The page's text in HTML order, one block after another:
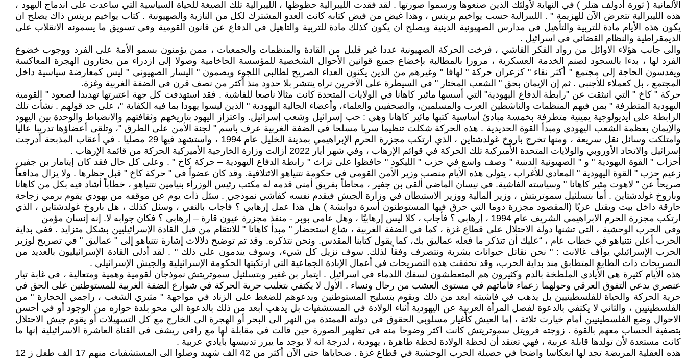
الألمانية ( ثورة أدولف هتلر ) في النهاية لأولئك الذين صنعوها ورسموا صورتها . لقد فقدت الليبرالية حظوظها ، الليبرالية تلك الصيغة للحياة السياسية التي ساعدت على اندماج اليهود ،
هذه الليبرالية تتعرض الآن للهزيمة " . الليبرالية حسب يواخيم برينس ، وهذا غيض من فيض كتابه كانت العدو المشترك لكل من النازية والصهيونية . كتاب يواخيم برينس ذاك يصلح ان
يكون هذه الأيام مادة للتربية والتأهيل في مدارس الصهيونية الدينية ويصلح ان يكون كذلك مادة للتربية والتأهيل في الدفاع عن قانون القومية وفي تسويق ما يسمونه الانقلاب على
الديمقراطية والنظام القضائي في اسرائيل .
والى جانب هؤلاء الاوائل من رواد الفكر الفاشي ، فرخت الحركة الصهيونية عددا غير قليل من القادة والمنظمات والجمعيات ، ممن يؤمنون بسمو الأمة على الفرد ووجوب خضوع
الفرد لها ، بدءا بالسجود لصنم الخدمة العسكرية ، مرورا بالمطالبة بإخضاع جميع قوانين الأحوال الشخصية للمؤسسة الحاخامية وصولا إلى ازدراء من يختارون الهجرة المعاكسة
ويقدسون الحاجة إلى مجتمع " أكثر نقاء " كزعران حركة " لهافا " وغيرهم من الذين يكنون العداء الصريح لطالبي اللجوء ويصمون " اليسار الصهيوني " ليس كمعارضة سياسية داخل
المجتمع ، بل كعملاء للأجنبي . ثم إن الإيمان بحق " الشعب المختار " في السيطرة على الآخرين نراه ينتشر بلا حدود منذ أكثر من نصف قرن في الضفة الغربية وغزة.
حركة " كاخ " التي انبثقت عن "رابطة الدفاع اليهودية" التي أسسها مائير كاهانا في الولايات المتحدة كانت مثالا ناصعا للفاشية . فقد استهدفت كل جهة اعتبرتها تهديدا لصعود " القومية
اليهودية المتطرفة " بمن فيهم المنظمات والناشطين العرب والمسلمين، والصحفيين والعلماء، وأعضاء الجالية اليهودية " الذين ليسوا يهودا بما فيه الكفاية "، على حد قولهم . نشأت تلك
الرابطة على أيديولوجية يمينية متطرفة بخمسة مبادئ أساسية كتبها مائير كاهانا وهي : حب إسرائيل وشعب إسرائيل. واعتزاز اليهود بتاريخهم وثقافتهم والانضباط والوحدة بين اليهود
والإيمان بعظمة الشعب اليهودي ومبدأ القوة الحديدية . هذه الحركة شكلت تنظيما سريا مسلحا في الضفة الغربية عرف باسم " لجنة الأمن على الطرق "، وتلقى أعضاؤها تدريبا عاليا
وامتلكت وسائل نقل سريعة ، ومنها تخرج باروخ غولدشتاين ، الذي ارتكب مجزرة الحرم الإبراهيمي بمدينة الخليل عام 1994 ، واستشهد فيها 29 مصليا . في أعقاب المذبحة أدرجت
إسرائيل والاتحاد الأوروبي والولايات المتحدة الأميركية تلك الحركة في قوائم الإرهاب ، وفي شهر أيار 2022 أزالت وزارة الخارجية الأميركية الحركة من قائمة الإرهاب .
أحزاب " القوة اليهودية " و " الصهيونية الدينية " وصف واسع في حزب " الليكود " حافظوا على تراث " رابطة الدفاع اليهودية – حركة كاخ " . وعلى كل حال فقد كان إيتامار بن جفير،
زعيم حزب " القوة اليهودية " المعادي للأغراب ، يتولى هذه الأيام منصب وزير الأمن القومي في حكومة نتنياهو الائتلافية. وقد كان عضواً في " حركة كاخ " قبل حظرها . ولا يزال مدافعاً
صريحاً عن " لاهوت مئير كاهانا " وسياسته الفاشية. في نيسان الماضي ألقى بن جفير ، محاطاً بفريق أمني قدمه له مكتب رئيس الوزراء بنيامين نتنياهو ، خطاباً أشاد فيه بكل من كاهانا
وباروخ غولدشتاين . أما بتسلئيل سموتريتش ، وزير المالية ووزير الاستيطان في وزارة الجيش فيقدم نفسه كفاشي نموذجي . سئل ذات يوم عن موقفه من يهودي يقوم برمي زجاجة
حارقة داخل بيت ويقتل عربًا (المقصود مجزرة دوما التي حرق فيها المستوطنون أسرة دوابشة ) هل هذا عمل إرهابي ؟ فأجاب بالنفي ، وسئل كذلك ، هل باروخ غولدشتاين ، الذي
ارتكب مجزرة الحرم الابراهيمي الشريف عام 1994 ، إرهابي ؟ فأجاب ، كلا ليس إرهابيًا ، وهل عامي بوبر - منفذ مجزرة عيون قارة – إرهابي ؟ فكان جوابه لا. إنه إنسان مؤمن
وفي الحرب الوحشية ، التي تشنها دولة الاحتلال على قطاع غزة ، كما في الضفة الغربية ، شاع استحضار " مبدأ كاهانا " للانتقام من قبل القادة الإسرائيليين بشكل متزايد . ففي بداية
الحرب أعلن نتنياهو في خطاب عام ، “عليك أن تتذكر ما فعله عماليق بك، كما يقول كتابنا المقدس. ونحن نتذكره. وقد تم توضيح دلالات إشارة نتنياهو إلى " عماليق " في تصريح لوزير
الحرب الإسرائيلي يوآف غالانت : " نحن نقاتل حيوانات بشرية ونتصرف وفقاً لذلك. سوف نزيل كل شيء، وسوف يندمون على ذلك " . لقد أدلى القادة الإسرائيليون بالعديد من
التصريحات ذات الطابع المتطابق منذ بداية الحرب، وقد تحققت هذه التصريحات في أعمال الإبادة الجماعية التي ارتكبتها الحكومة الإسرائيلية والجيش الإسرائيلي .
هذه الأيام كثيرة هي الأيادي الملطخة بالدم وكثيرون هم المتعطشون لسفك اللدماء في اسرائيل . ايتمار بن غفير وبتسلئيل سموتريتش نموذجان لقومية وهمية ومتعالية ، في غابة تيار
عنصري يدعي التفوق العرقي وحولهما زعماء قاماتهم في مستوى العشب من رجال ونساء . الأول لا يكتفي بتغليب حرية الحركة في شوارع الضفة الغربية للمستوطنين على الحق في
حرية الحركة والحياة للفلسطينيين بل يذهب في فاشيته ابعد من ذلك ويقوم بتسليح المستوطنين ويدعوهم للضغط على الزناد في مواجهة " مثيري الشغب ، راجمي الحجارة " من
الفلسطينيين ، والثاني لا يكتفي بالدعوة لفصل المرأة العربية عن اليهودية أثناء الولادة في المستشفيات بل يذهب أبعد من ذلك بالدعوة الى محو بلدة حواره من الوجود أو في أحسن
الاحوال وضع الفلسطينيين أمام خيارت ثلاثة ، إما العيش كأغيار مسلوبي الحقوق في دولته الممتدة من النهر الى البحر أو الهجرة الى الخارج مع كل التسهيلات أو يقوم جيش الاحتلال
بتصفية الحساب معهم بالقوة . زوجته فرويتل سموتريتش كانت اكثر وضوحا منه في تظهير الصورة حين قالت في مقابلة لها مع رافي ريشف في القناة العاشرة الاسرائيلية إنها ما
كانت مستعدة لأن تولدها قابلة عربية ، فهي تعتقد أن لحظة الولادة لحظة طاهرة ، يهودية ، لدرجة انه لا يوجد ما يبرر تدنيسها بأيادي عربية .
هذه العقلية المريضة تجد لها انعكاسا واضحا في حصيلة الحرب الوحشية في قطاع غزة . ضحاياها حتى الآن أكثر من 42 الف شهيد وصلوا الى المستشفيات منهم 17 الف طفل ز 12